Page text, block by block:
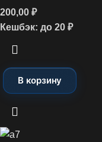
200,00 ₽
Кешбэк: до 20 ₽
В корзину